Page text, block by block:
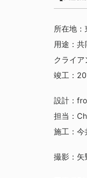
所在地
用途：共
クライア
竣工：
設計：
担当：
施工：今
撮影：矢